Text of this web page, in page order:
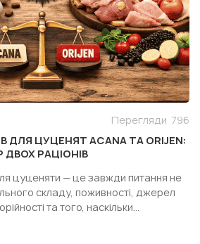
Перегляди 796
ДЛЯ ЦУЦЕНЯТ ACANA ТА ORIJEN:
РАЦІОНІВ
цуценяти — це завжди питання не
складу, поживності, джерел
та того, наскільки